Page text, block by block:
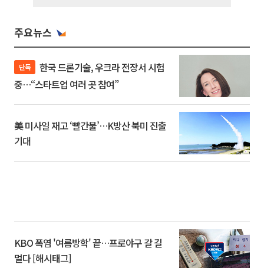
주요뉴스
단독
중…“스타트업 여러 곳 참여”
美 미사일 재고 ‘빨간불’…K방산 북미 진출
기대
KBO 폭염 '여름방학' 끝…프로야구 갈 길
멀다 [해시태그]